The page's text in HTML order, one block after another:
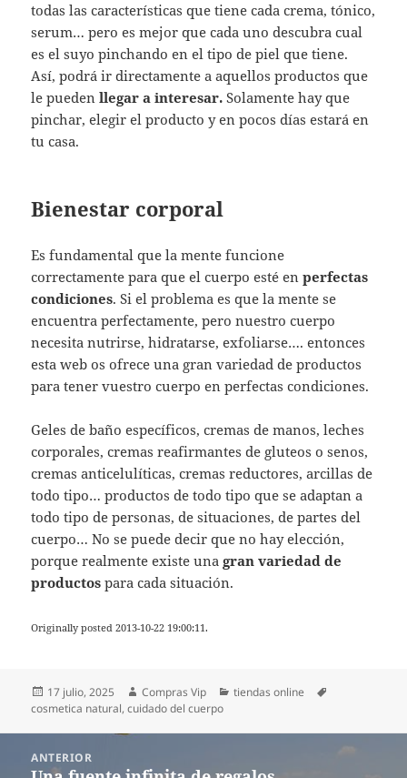
todas las características que tiene cada crema, tónico,
serum… pero es mejor que cada uno descubra cual
es el suyo pinchando en el tipo de piel que tiene.
Así, podrá ir directamente a aquellos productos que
le puedenllegar a interesar. Solamente hay que
pinchar, elegir el producto y en pocos días estará en
tu casa.
Bienestar corporal
Es fundamental que la mente funcione
correctamente para que el cuerpo esté enperfectas
condiciones. Si el problema es que la mente se
encuentra perfectamente, pero nuestro cuerpo
necesita nutrirse, hidratarse, exfoliarse…. entonces
esta web os ofrece una gran variedad de productos
para tener vuestro cuerpo en perfectas condiciones.
Geles de baño específicos, cremas de manos, leches
corporales, cremas reafirmantes de gluteos o senos,
cremas anticelulíticas, cremas reductores, arcillas de
todo tipo… productos de todo tipo que se adaptan a
todo tipo de personas, de situaciones, de partes del
cuerpo… No se puede decir que no hay elección,
porque realmente existe unagran variedad de
productos para cada situación.
Originally posted 2013-10-22 19:00:11.
Publicado
el
17 julio, 2025 Autor
Compras Vip Categorías
tiendas online
cosmetica natural,cuidado del cuerpo
ANTERIOR